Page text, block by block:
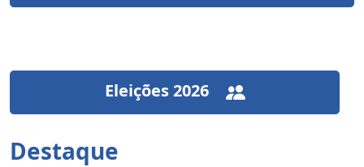
Eleições 2026
Destaque